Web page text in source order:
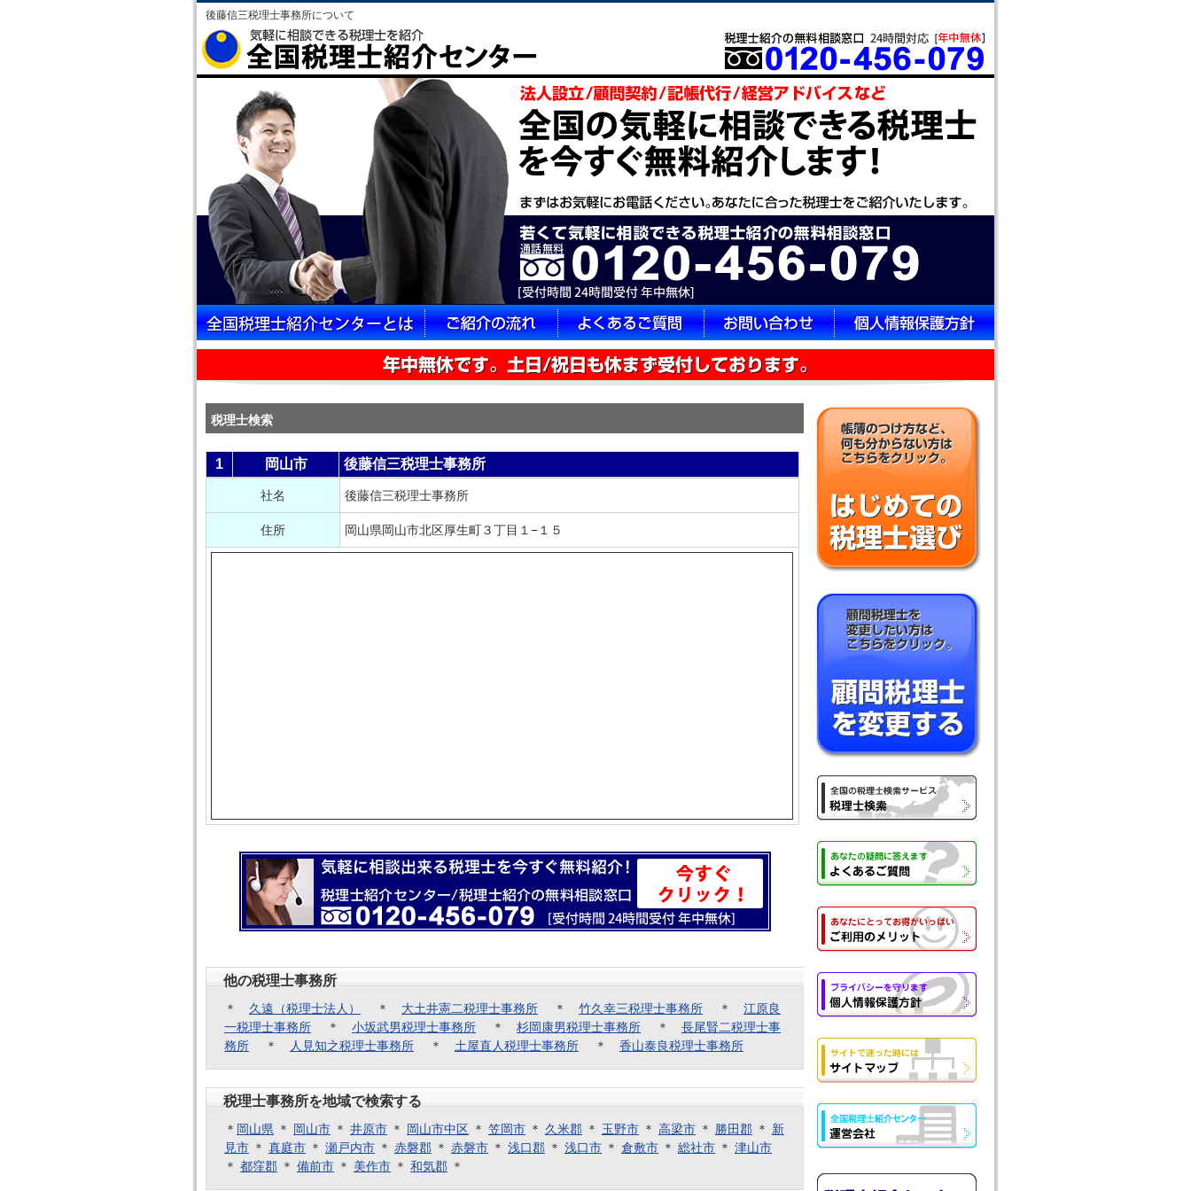
後藤信三税理士事務所について
税理士検索
1 岡山市 後藤信三税理士事務所
社名 後藤信三税理士事務所
住所 岡山県岡山市北区厚生町３丁目１−１５
他の税理士事務所
＊ 久遠（税理士法人） ＊ 大土井憲二税理士事務所 ＊ 竹久幸三税理士事務所 ＊ 江原良
一税理士事務所 ＊ 小坂武男税理士事務所 ＊ 杉岡康男税理士事務所 ＊ 長尾賢二税理士事
務所 ＊ 人見知之税理士事務所 ＊ 土屋直人税理士事務所 ＊ 香山泰良税理士事務所
税理士事務所を地域で検索する
＊ 岡山県 ＊ 岡山市 ＊ 井原市 ＊ 岡山市中区 ＊ 笠岡市 ＊ 久米郡 ＊ 玉野市 ＊ 高梁市 ＊ 勝田郡 ＊ 新
見市 ＊ 真庭市 ＊ 瀬戸内市 ＊ 赤磐郡 ＊ 赤磐市 ＊ 浅口郡 ＊ 浅口市 ＊ 倉敷市 ＊ 総社市 ＊ 津山市
＊ 都窪郡 ＊ 備前市 ＊ 美作市 ＊ 和気郡 ＊